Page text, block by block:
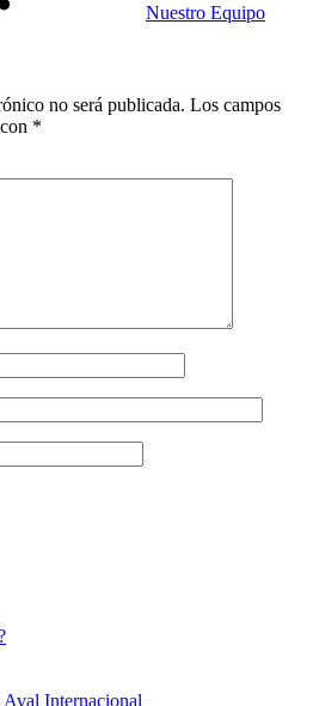
Nuestro Equipo
no será publicada. Los campos
*
Aval Internacional